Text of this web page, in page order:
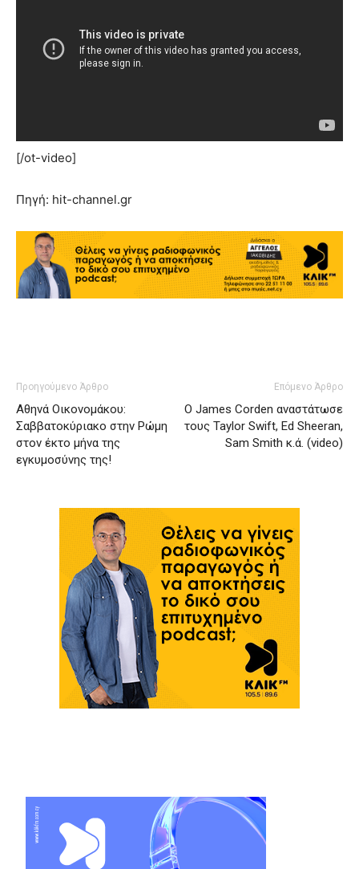
[/ot-video]
Πηγή: hit-channel.gr
Προηγούμενο Άρθρο
Αθηνά Οικονομάκου:
Σαββατοκύριακο στην Ρώμη
στον έκτο μήνα της
εγκυμοσύνης της!
Επόμενο Άρθρο
Ο James Corden αναστάτωσε
τους Taylor Swift, Ed Sheeran,
Sam Smith κ.ά. (video)